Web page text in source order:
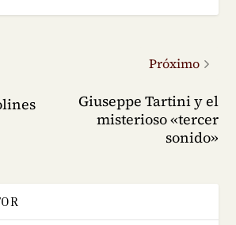
Próximo
Giuseppe Tartini y el
misterioso «tercer
sonido»